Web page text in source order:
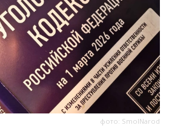
фото: SmolNarod